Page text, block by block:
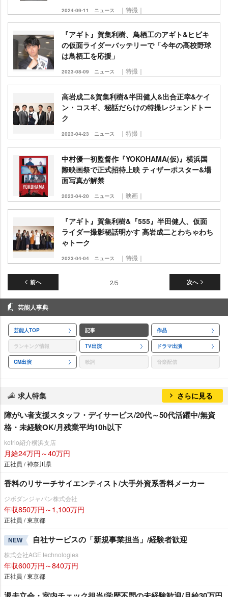
2024-09-11 ニュース ｜特撮｜
『アギト』賀集利樹、鳥栖工のアギト&ヒビキ
の仮面ライダーバッテリーで「今年の高校野球
は鳥栖工を応援」
2023-08-09 ニュース ｜特撮｜
高岩成二&賀集利樹&半田健人&出合正幸&ケイ
ン・コスギ、秘話だらけの特撮レジェンドトー
ク
2023-04-23 ニュース ｜特撮｜
中村優一初監督作『YOKOHAMA(仮)』横浜国
際映画祭で正式招待上映 ティザーポスター&場
面写真が解禁
2023-04-20 ニュース ｜映画｜
『アギト』賀集利樹&『555』半田健人、仮面
ライダー撮影秘話明かす 高岩成二とわちゃわち
ゃトーク
2023-04-04 ニュース ｜特撮｜
前へ 次へ
2/5
芸能人事典
芸能人TOP 記事 作品
ランキング情報 TV出演 ドラマ出演
CM出演 歌詞 音楽配信
求人特集 さらに見る
障がい者支援スタッフ・デイサービス/20代～50代活躍中/無資
格・未経験OK/月残業平均10h以下
kotrio紹介横浜支店
月給24万円～40万円
正社員 / 神奈川県
香料のリサーチサイエンティスト/大手外資系香料メーカー
ジボダンジャパン株式会社
年収850万円～1,100万円
正社員 / 東京都
NEW 自社サービスの「新規事業担当」/経験者歓迎
株式会社AGE technologies
年収600万円～840万円
正社員 / 東京都